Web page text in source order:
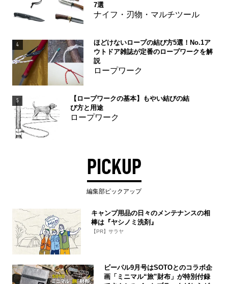
7選
ナイフ・刃物・マルチツール
4
ほどけないロープの結び方5選！No.1ア
ウトドア雑誌が定番のロープワークを解
説
ロープワーク
5
【ロープワークの基本】もやい結びの結
び方と用途
ロープワーク
PICKUP
編集部ピックアップ
キャンプ用品の日々のメンテナンスの相
棒は『ヤシノミ洗剤』
【PR】サラヤ
ビーパル9月号はSOTOとのコラボ企
画「ミニマル“旅”財布」が特別付録